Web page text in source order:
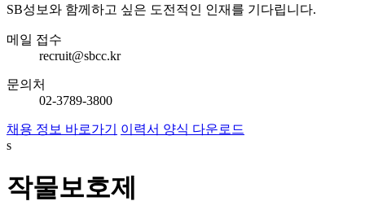
SB성보와 함께하고 싶은 도전적인 인재를 기다립니다.
메일 접수
recruit@sbcc.kr
문의처
02-3789-3800
채용 정보 바로가기
이력서 양식 다운로드
s
작물보호제